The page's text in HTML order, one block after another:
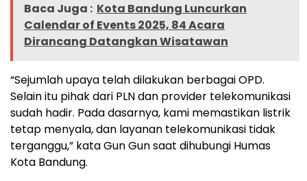
Baca Juga : Kota Bandung Luncurkan
Calendar of Events 2025, 84 Acara
Dirancang Datangkan Wisatawan
“Sejumlah upaya telah dilakukan berbagai OPD.
Selain itu pihak dari PLN dan provider telekomunikasi
sudah hadir. Pada dasarnya, kami memastikan listrik
tetap menyala, dan layanan telekomunikasi tidak
terganggu,” kata Gun Gun saat dihubungi Humas
Kota Bandung.